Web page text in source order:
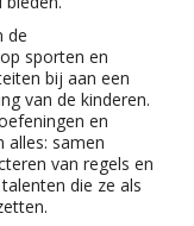
de
sporten en
bij aan een
van de kinderen.
en
alles: samen
van regels en
die ze als